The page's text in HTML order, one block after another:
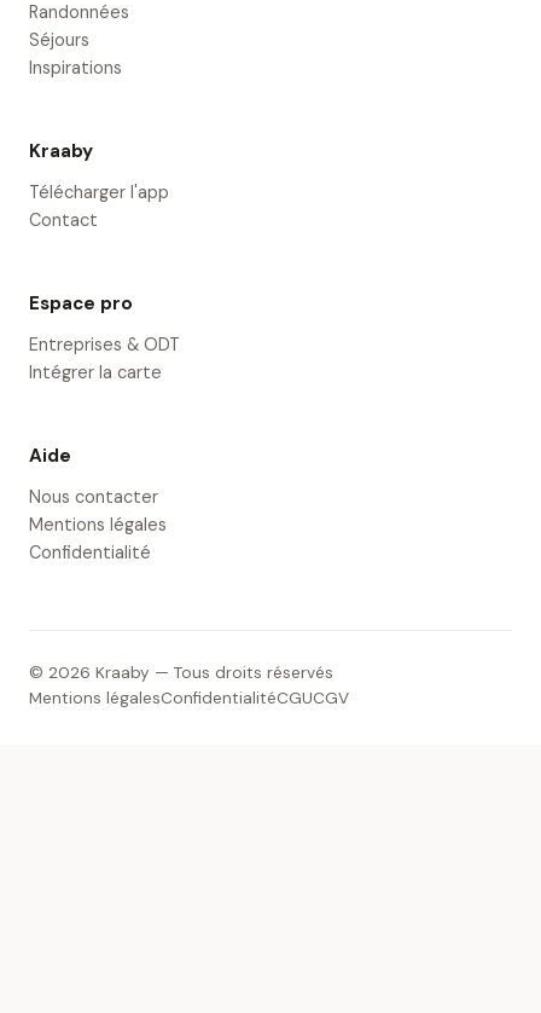
Randonnées
Séjours
Inspirations
Kraaby
Télécharger l'app
Contact
Espace pro
Entreprises & ODT
Intégrer la carte
Aide
Nous contacter
Mentions légales
Confidentialité
© 2026 Kraaby — Tous droits réservés
Mentions légalesConfidentialitéCGUCGV